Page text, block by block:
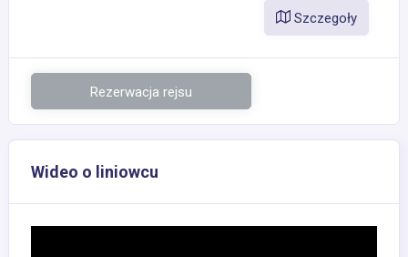
Szczegoły
Rezerwacja rejsu
Wideo o liniowcu